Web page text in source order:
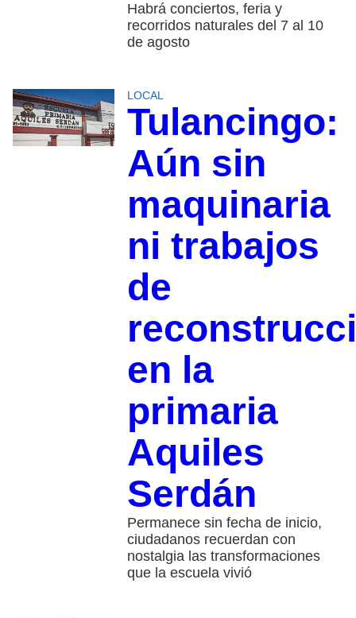
Habrá conciertos, feria y
recorridos naturales del 7 al 10
de agosto
LOCAL
Tulancingo:
Aún sin
maquinaria
ni trabajos
de
en la
primaria
Aquiles
Serdán
Permanece sin fecha de inicio,
ciudadanos recuerdan con
nostalgia las transformaciones
que la escuela vivió